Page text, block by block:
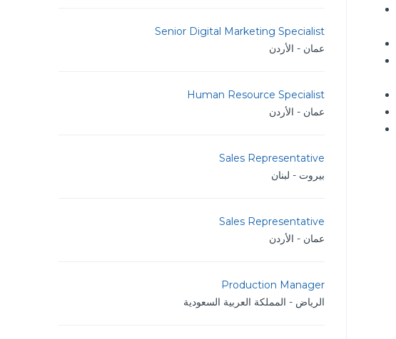
Senior Digital Marketing Specialist
عمان - الأردن
Human Resource Specialist
عمان - الأردن
Sales Representative
بيروت - لبنان
Sales Representative
عمان - الأردن
Production Manager
الرياض - المملكة العربية السعودية